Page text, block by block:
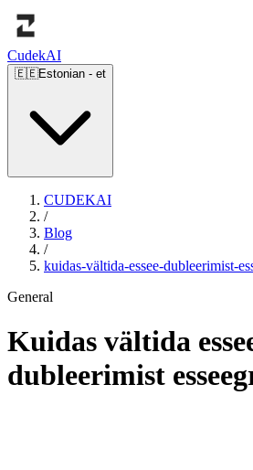
CudekAI
🇪🇪Estonian - et
CUDEKAI
/
Blog
/
kuidas-vältida-essee-dubleerimist-
General
Kuidas vältida
dubleerimist